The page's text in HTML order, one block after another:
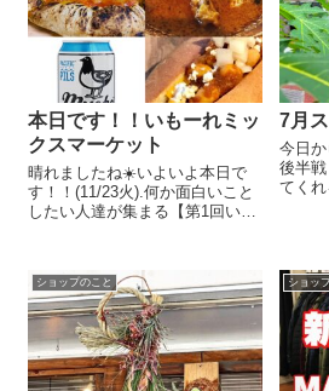
本日です！！いもーれミッ
クスマーケット
晴れましたね☀️いよいよ本日で
す！！(11/23火).何か面白いこと
したい人達が集まる【第1回いも
は縁のある北の輪と南の輪が商
店街トルトゥーガに集まって頂
けることになりました。.あの...
7月
今日
後半
てく
ショップのこと ショッ